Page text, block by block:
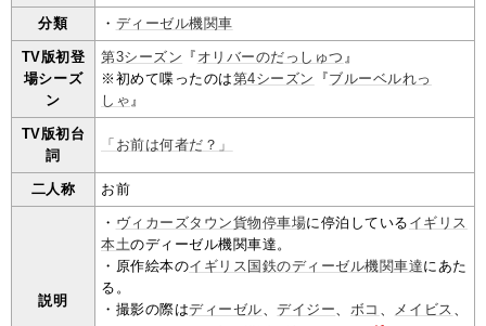
分類 ・ ディーゼル機関車
TV版初登
場シーズ
ン
第3シーズン 『 オリバーのだっしゅつ 』
※初めて喋ったのは第4シーズン 『ブルーベルれっ
しゃ』
TV版初台
詞
「お前は何者だ？」
二人称 お前
説明
・ ヴィカーズタウン貨物停車場に停泊している イギリス
本土のディーゼル機関車達。
・原作絵本のイギリス国鉄のディーゼル機関車達にあた
る。
・撮影の際はディーゼル、デイジー、 ボコ 、 メイビス 、